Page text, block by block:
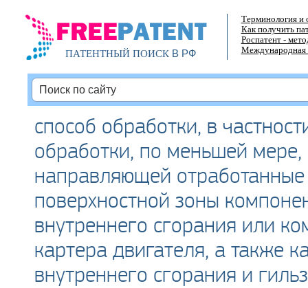
ПАТЕНТНЫЙ ПОИСКВ РФ
Терминология и
Как получить
Роспатент -
Международная
способ обработки, в
обработки, по меньшей
направляющей отработанные
поверхностной зоны
внутреннего сгорания или
картера двигателя, а также
внутреннего сгорания и